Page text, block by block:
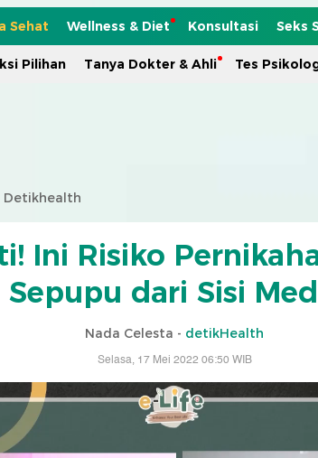
Sehat Wellness & Diet Konsultasi Seks
Pilihan Tanya Dokter & Ahli Tes
Detikhealth
Ini Risiko
Sepupu dari Sisi
Nada Celesta - detikHealth
Selasa, 17 Mei 2022 06:50 WIB